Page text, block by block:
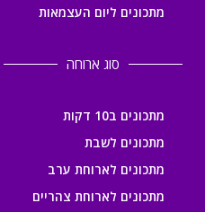
מתכונים ליום העצמאות
סוג ארוחה
מתכונים ב10 דקות
מתכונים לשבת
מתכונים לארוחת ערב
מתכונים לארוחת צהריים